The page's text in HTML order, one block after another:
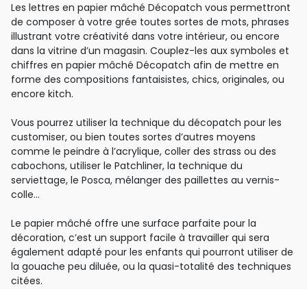
Les lettres en papier mâché Décopatch vous permettront
de composer à votre grée toutes sortes de mots, phrases
illustrant votre créativité dans votre intérieur, ou encore
dans la vitrine d’un magasin. Couplez-les aux symboles et
chiffres en papier mâché Décopatch afin de mettre en
forme des compositions fantaisistes, chics, originales, ou
encore kitch.
Vous pourrez utiliser la technique du décopatch pour les
customiser, ou bien toutes sortes d’autres moyens
comme le peindre à l’acrylique, coller des strass ou des
cabochons, utiliser le Patchliner, la technique du
serviettage, le Posca, mélanger des paillettes au vernis-
colle…
Le papier mâché offre une surface parfaite pour la
décoration, c’est un support facile à travailler qui sera
également adapté pour les enfants qui pourront utiliser de
la gouache peu diluée, ou la quasi-totalité des techniques
citées.